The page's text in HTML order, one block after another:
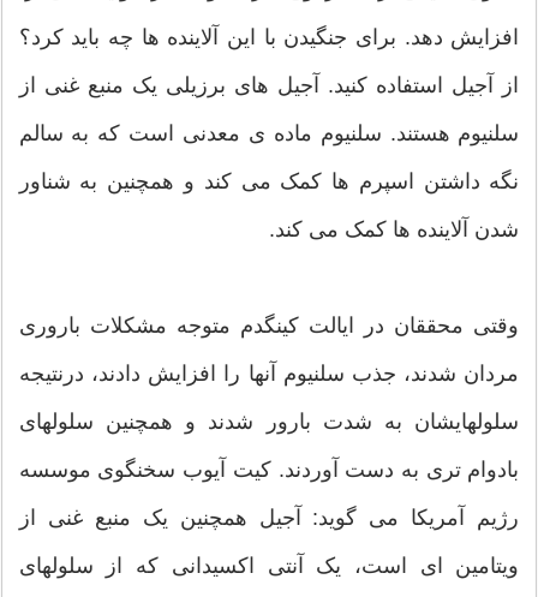
افزایش دهد. برای جنگیدن با این آلاینده ها چه باید کرد؟
از آجیل استفاده کنید. آجیل های برزیلی یک منبع غنی از
سلنیوم هستند. سلنیوم ماده ی معدنی است که به سالم
نگه داشتن اسپرم ها کمک می کند و همچنین به شناور
شدن آلاینده ها کمک می کند.
وقتی محققان در ایالت کینگدم متوجه مشکلات باروری
مردان شدند، جذب سلنیوم آنها را افزایش دادند، درنتیجه
سلولهایشان به شدت بارور شدند و همچنین سلولهای
بادوام تری به دست آوردند. کیت آیوب سخنگوی موسسه
رژیم آمریکا می گوید: آجیل همچنین یک منبع غنی از
ویتامین ای است، یک آنتی اکسیدانی که از سلولهای